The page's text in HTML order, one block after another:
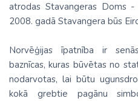
atrodas Stavangeras Doms
2008. gadā Stavangera būs
Norvēģijas īpatnība ir
baznīcas, kuras būvētas no
nodarvotas, lai būtu
kokā grebtie pagānu